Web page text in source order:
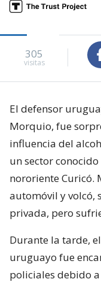
305
visitas
El defensor
Morquio, fue
influencia del
un sector
nororiente Curicó.
automóvil y volcó,
privada, pero
Durante la tarde,
uruguayo fue
policiales debido